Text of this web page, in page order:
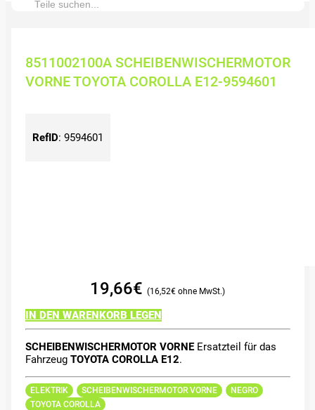
Suche:
8511002100A SCHEIBENWISCHERMOTOR
VORNE TOYOTA COROLLA E12-9594601
RefID: 9594601
19,66€ 16,52€
IN DEN WARENKORB LEGEN
SCHEIBENWISCHERMOTOR VORNEErsatzteil für das
Fahrzeug TOYOTA COROLLA E12.
ELEKTRIK SCHEIBENWISCHERMOTOR VORNE
NEGRO
TOYOTA COROLLA